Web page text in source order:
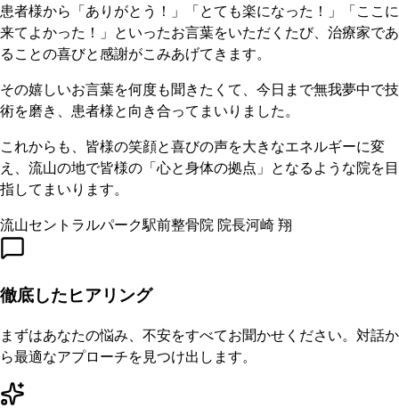
患者様から「ありがとう！」「とても楽になった！」「ここに
来てよかった！」といったお言葉をいただくたび、治療家であ
ることの喜びと感謝がこみあげてきます。
その嬉しいお言葉を何度も聞きたくて、今日まで無我夢中で技
術を磨き、患者様と向き合ってまいりました。
これからも、皆様の笑顔と喜びの声を大きなエネルギーに変
え、流山の地で皆様の「心と身体の拠点」となるような院を目
指してまいります。
流山セントラルパーク駅前整骨院 院長河崎 翔
徹底したヒアリング
まずはあなたの悩み、不安をすべてお聞かせください。対話か
ら最適なアプローチを見つけ出します。